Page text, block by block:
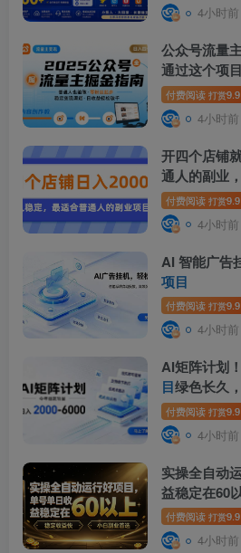
4小时前
公众号流量
通过这个项
月)
付费阅读 打赏9.9
4小时前
开四个店铺
通人的副业
付费阅读 打赏9.9
4小时前
AI 智能广告
项目
付费阅读 打赏9.9
4小时前
AI矩阵计划
目绿色长久
可批量放大
付费阅读 打赏9.9
4小时前
实操全自动
益稳定在60
副业首选【
付费阅读 打赏9.9
4小时前